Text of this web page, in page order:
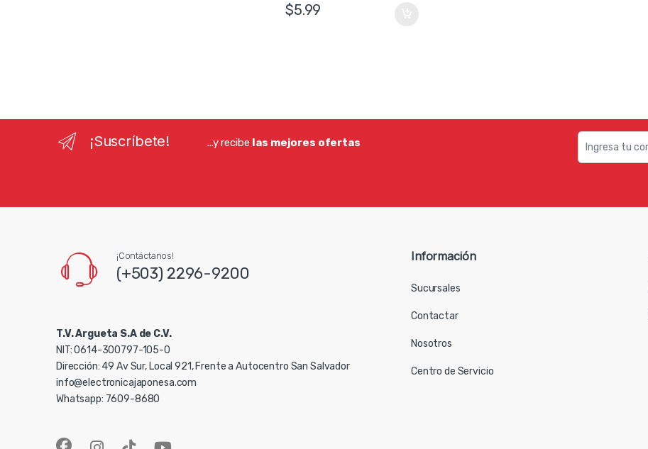
$5.99
¡Suscríbete! ...y recibe las mejores ofertas
¡Contáctanos!
(+503) 2296-9200
T.V. Argueta S.A de C.V.
NIT: 0614-300797-105-0
Dirección: 49 Av Sur, Local 921, Frente a Autocentro San Salvador
info@electronicajaponesa.com
Whatsapp: 7609-8680
Información
Sucursales
Contactar
Nosotros
Centro de Servicio